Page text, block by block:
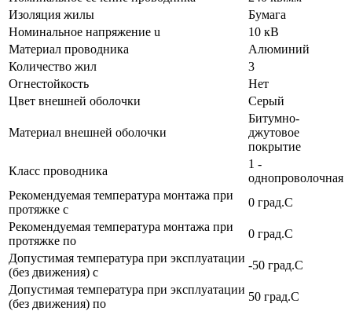
Изоляция жилы
Бумага
Номинальное напряжение u
10 кВ
Материал проводника
Алюминий
Количество жил
3
Огнестойкость
Нет
Цвет внешней оболочки
Серый
Материал внешней оболочки
Битумно-
джутовое
покрытие
Класс проводника
1 -
однопроволочная
Рекомендуемая температура монтажа при
протяжке с
0 град.C
Рекомендуемая температура монтажа при
протяжке по
0 град.C
Допустимая температура при эксплуатации
(без движения) с
-50 град.C
Допустимая температура при эксплуатации
(без движения) по
50 град.C